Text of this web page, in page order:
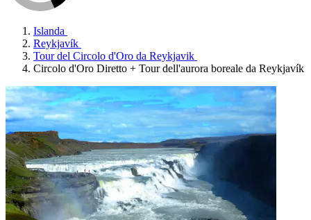
Islanda
Reykjavík
Tour del Circolo d'Oro da Reykjavik
Circolo d'Oro Diretto + Tour dell'aurora boreale da Reykjavík